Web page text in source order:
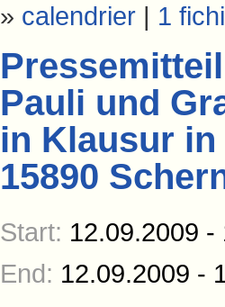
» calendrier| 1
Pauli und
in Klausur
15890
Start: 12.09.2009 -
End: 12.09.2009 -